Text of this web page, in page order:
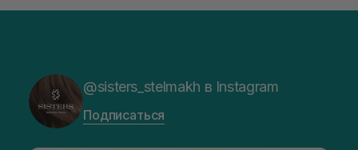
@sisters_stelmakh в Instagram
Подписаться